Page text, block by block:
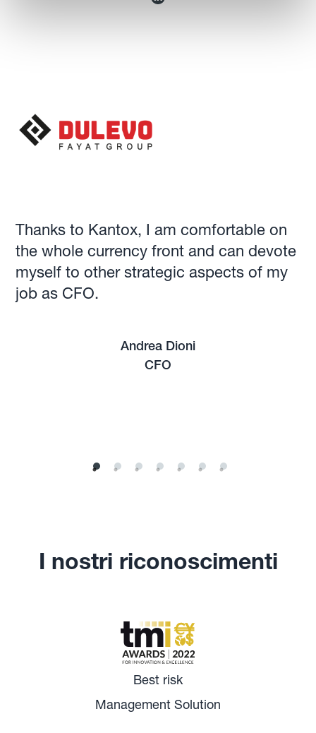
Thanks to Kantox, I am comfortable on
the whole currency front and can devote
myself to other strategic aspects of my
job as CFO.
Andrea Dioni
CFO
I nostri riconoscimenti
Best risk
Management Solution